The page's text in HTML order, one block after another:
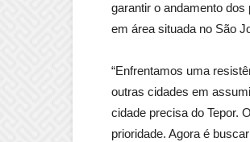
garantir o andamento
em área situada no São
“Enfrentamos uma
outras cidades em
cidade precisa do Tepor.
prioridade. Agora é